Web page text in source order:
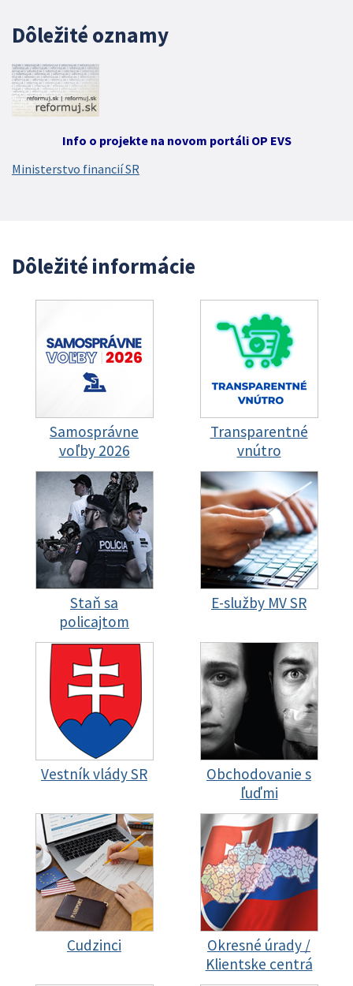
Dôležité oznamy
Info o projekte na novom portáli OP EVS
Ministerstvo financií SR
Dôležité informácie
Samosprávne
voľby 2026
Transparentné
vnútro
Staň sa
policajtom
E-služby MV SR
Vestník vlády SR
Obchodovanie s
ľuďmi
Cudzinci
Okresné úrady /
Klientske centrá